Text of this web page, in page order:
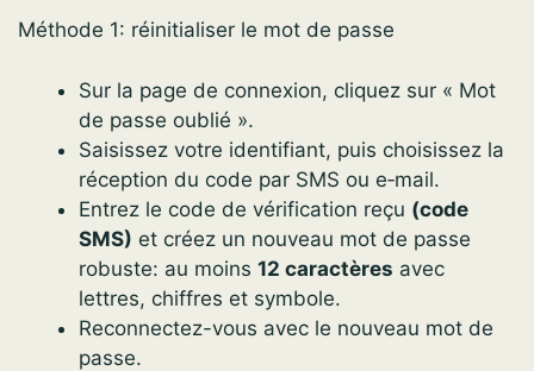
Méthode 1: réinitialiser le mot de passe
Sur la page de connexion, cliquez sur « Mot
de passe oublié ».
Saisissez votre identifiant, puis choisissez la
réception du code par SMS ou e‑mail.
Entrez le code de vérification reçu (code
SMS) et créez un nouveau mot de passe
robuste: au moins 12 caractères avec
lettres, chiffres et symbole.
Reconnectez-vous avec le nouveau mot de
passe.